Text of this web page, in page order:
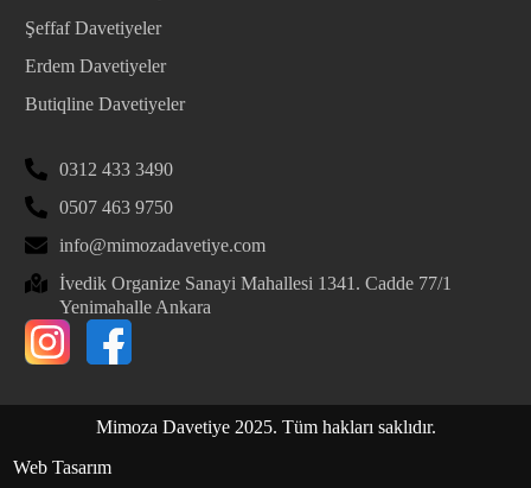
Şeffaf Davetiyeler
Erdem Davetiyeler
Butiqline Davetiyeler
0312 433 3490
0507 463 9750
info@mimozadavetiye.com
İvedik Organize Sanayi Mahallesi 1341. Cadde 77/1
Yenimahalle Ankara
Mimoza Davetiye 2025. Tüm hakları saklıdır.
Web Tasarım